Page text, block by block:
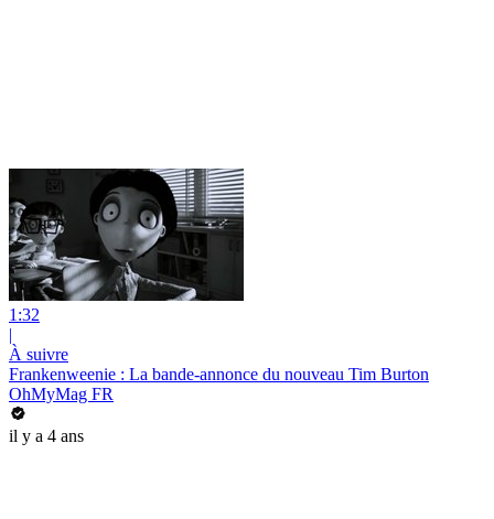
1:32
|
À suivre
Frankenweenie : La bande-annonce du nouveau Tim Burton
OhMyMag FR
il y a 4 ans